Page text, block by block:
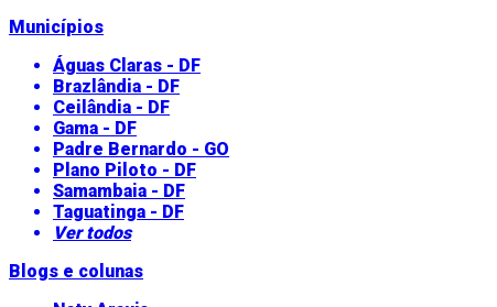
Municípios
Águas Claras - DF
Brazlândia - DF
Ceilândia - DF
Gama - DF
Padre Bernardo - GO
Plano Piloto - DF
Samambaia - DF
Taguatinga - DF
Ver todos
Blogs e colunas